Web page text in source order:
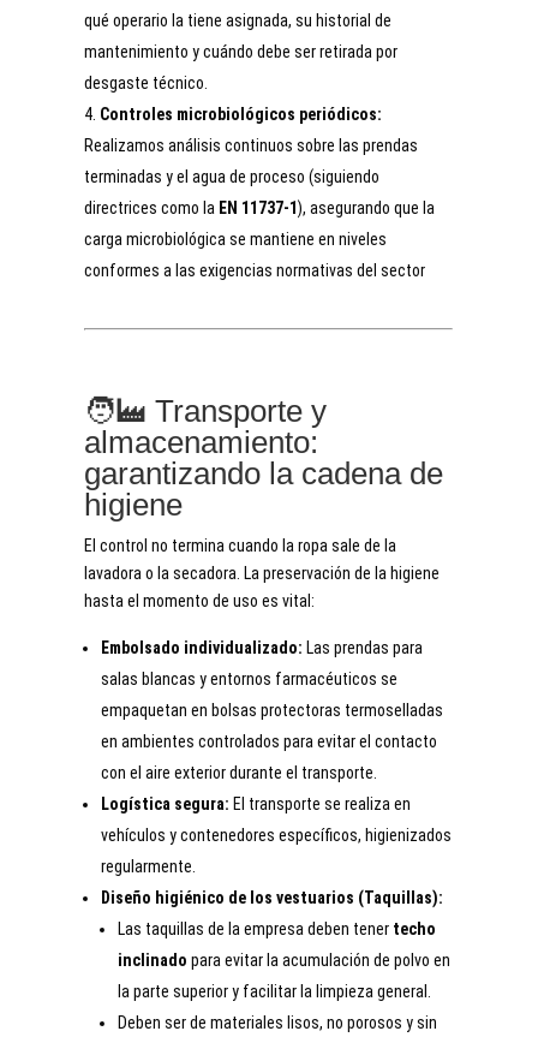
qué operario la tiene asignada, su historial de
mantenimiento y cuándo debe ser retirada por
desgaste técnico.
Controles microbiológicos periódicos:
Realizamos análisis continuos sobre las prendas
terminadas y el agua de proceso (siguiendo
directrices como la EN 11737-1), asegurando que la
carga microbiológica se mantiene en niveles
conformes a las exigencias normativas del sector
🧑‍🏭 Transporte y
almacenamiento:
garantizando la cadena de
higiene
El control no termina cuando la ropa sale de la
lavadora o la secadora. La preservación de la higiene
hasta el momento de uso es vital:
Embolsado individualizado: Las prendas para
salas blancas y entornos farmacéuticos se
empaquetan en bolsas protectoras termoselladas
en ambientes controlados para evitar el contacto
con el aire exterior durante el transporte.
Logística segura: El transporte se realiza en
vehículos y contenedores específicos, higienizados
regularmente.
Diseño higiénico de los vestuarios (Taquillas):
Las taquillas de la empresa deben tener techo
inclinado para evitar la acumulación de polvo en
la parte superior y facilitar la limpieza general.
Deben ser de materiales lisos, no porosos y sin